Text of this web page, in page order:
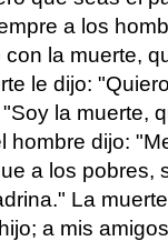
a los
la muerte,
le dijo:
la muerte,
hombre dijo:
a los pobres,
La
a mis